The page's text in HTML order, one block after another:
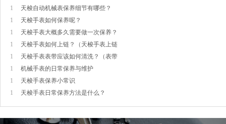
1
天梭自动机械表保养细节有哪些？
1
天梭手表如何保养呢？
1
天梭手表大概多久需要做一次保养？
1
天梭手表如何上链？（天梭手表上链
1
天梭手表表带应该如何清洗？（表带
1
机械手表的日常保养与维护
1
天梭手表保养小常识
1
天梭手表日常保养方法是什么？